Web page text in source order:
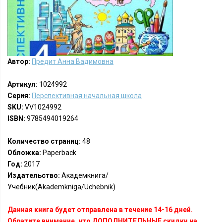
Автор: Предит Анна Вадимовна
Артикул: 1024992
Серия: Перспективная начальная школа
SKU: VV1024992
ISBN: 9785494019264
Количество страниц: 48
Обложка: Paperback
Год: 2017
Издательство: Академкнига/
Учебник(Akademkniga/Uchebnik)
Данная книга будет отправлена в течение 14-16 дней.